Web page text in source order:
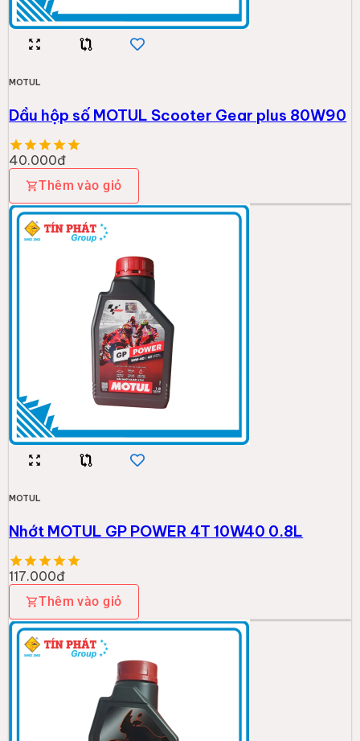
MOTUL
Dầu hộp số MOTUL Scooter Gear plus 80W90
40.000đ
Thêm vào giỏ
MOTUL
Nhớt MOTUL GP POWER 4T 10W40 0.8L
117.000đ
Thêm vào giỏ